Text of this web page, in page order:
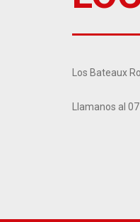
Los Bateaux
Llamanos al